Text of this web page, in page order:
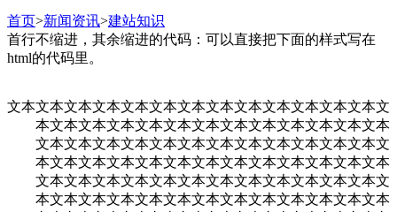
首页>新闻资讯>建站知识
首行不缩进，其余缩进的代码：可以直接把下面的样式写在
html的代码里。
文本文本文本文本文本文本文本文本文本文本文本文本文本文
本文本文本文本文本文本文本文本文本文本文本文本文本
文本文本文本文本文本文本文本文本文本文本文本文本文
本文本文本文本文本文本文本文本文本文本文本文本文本
文本文本文本文本文本文本文本文本文本文本文本文本文
本文本文本文本文本文本文本文本文本文本文本文本文本